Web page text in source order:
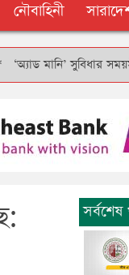
নৌবাহিনী
সুবিধার সময়সীমা